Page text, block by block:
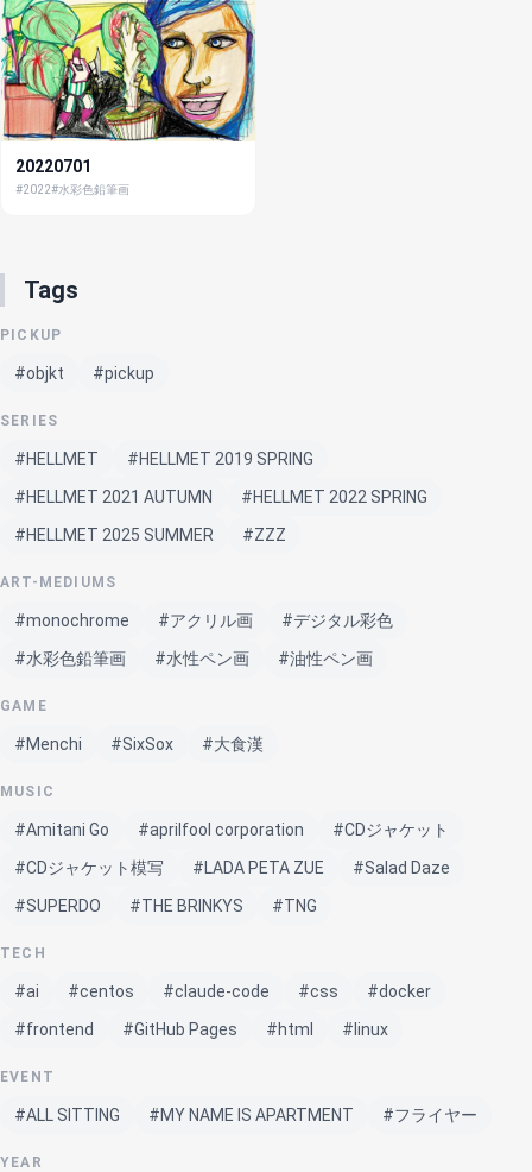
20220701
#2022#水彩色鉛筆画
Tags
PICKUP
#objkt #pickup
SERIES
#HELLMET
#HELLMET 2019 SPRING
#HELLMET 2021 AUTUMN
#HELLMET 2022 SPRING
#HELLMET 2025 SUMMER
#ZZZ
ART-MEDIUMS
#monochrome #アクリル画
#デジタル彩色
#水彩色鉛筆画
#水性ペン画 #油性ペン画
GAME
#Menchi #SixSox #大食漢
MUSIC
#Amitani Go #aprilfool corporation
#CDジャケット
#CDジャケット模写
#LADA PETA ZUE
#Salad Daze
#SUPERDO
#THE BRINKYS #TNG
TECH
#ai #centos #claude-code #css
#docker
#frontend
#GitHub Pages #html #linux
EVENT
#ALL SITTING #MY NAME IS APARTMENT #フライヤー
YEAR